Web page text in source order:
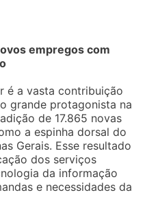
empregos com
é a vasta contribuição
grande protagonista na
de 17.865 novas
a espinha dorsal do
Gerais. Esse resultado
dos serviços
da informação
e necessidades da